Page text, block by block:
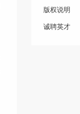
版权说明
诚聘英才